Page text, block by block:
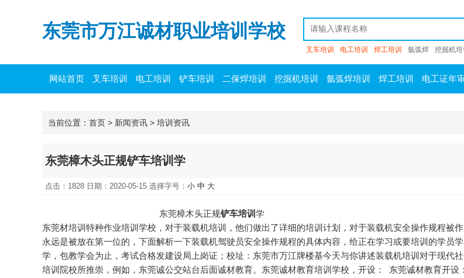
东莞市万江诚材职业培训学校
叉车培训 电工培训 焊工培训 氩弧焊 挖掘机培
网站首页 叉车培训 电工培训 铲车培训 二保焊培训 挖掘机培训 氩弧焊培训 焊工培训 电工证年
当前位置： 首页 > 新闻资讯 > 培训资讯
东莞樟木头正规铲车培训学
点击：1828 日期：2020-05-15 选择字号： 小 中 大
东莞樟木头正规铲车培训 学
东莞材培训特种作业培训学校，对于装载机培训，他们做出了详细的培训计划，对于装载机安全操作规程被
永远是被放在第一位的，下面解析一下装载机驾驶员安全操作规程的具体内容，给正在学习或要培训的学员
学，包教学会为止，考试合格发建设局上岗证；校址：东莞市万江牌楼基今天与你讲述装载机培训对于现代
培训院校所推崇，例如，东莞诚公交站台后面诚材教育。东莞诚材教育培训学校，开设： 东莞诚材教育开设